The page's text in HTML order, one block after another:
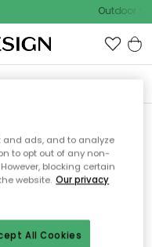
Outdoor
nicht
weiter navigieren.
and ads, and to analyze
to opt out of any non-
blocking certain
website. Our privacy
All Cookies